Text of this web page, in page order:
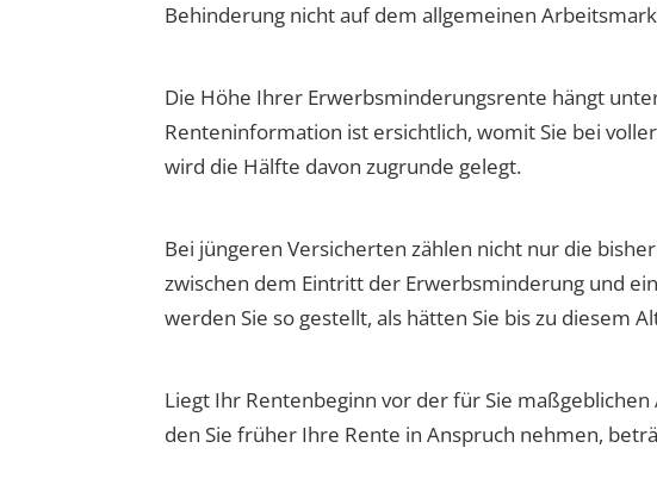
Behinderung nicht auf dem allgemeinen
Die Höhe Ihrer Erwerbsminderungsrente hängt
Renteninformation ist ersichtlich, womit Sie bei
wird die Hälfte davon zugrunde gelegt.
Bei jüngeren Versicherten zählen nicht nur die
zwischen dem Eintritt der Erwerbsminderung und
werden Sie so gestellt, als hätten Sie bis zu diesem
Liegt Ihr Rentenbeginn vor der für Sie
den Sie früher Ihre Rente in Anspruch nehmen,